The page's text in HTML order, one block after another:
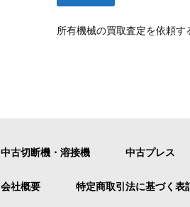
所有機械の買取査定を依頼す
中古切断機・溶接機 中古プレス
会社概要 特定商取引法に基づく表